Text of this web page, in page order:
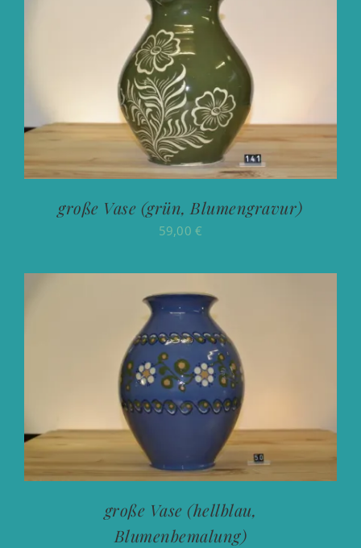
große Vase (grün, Blumengravur)
59,00€
große Vase (hellblau,
Blumenbemalung)